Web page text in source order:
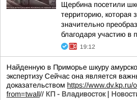
Щербина посетили
территорию, которая
значительно
благодаря участию в
19:12
Найденную в Приморье шкуру
экспертизу Сейчас она является
доказательством https://www.dv.kp.ru/
from=twall// КП - Владивосток |